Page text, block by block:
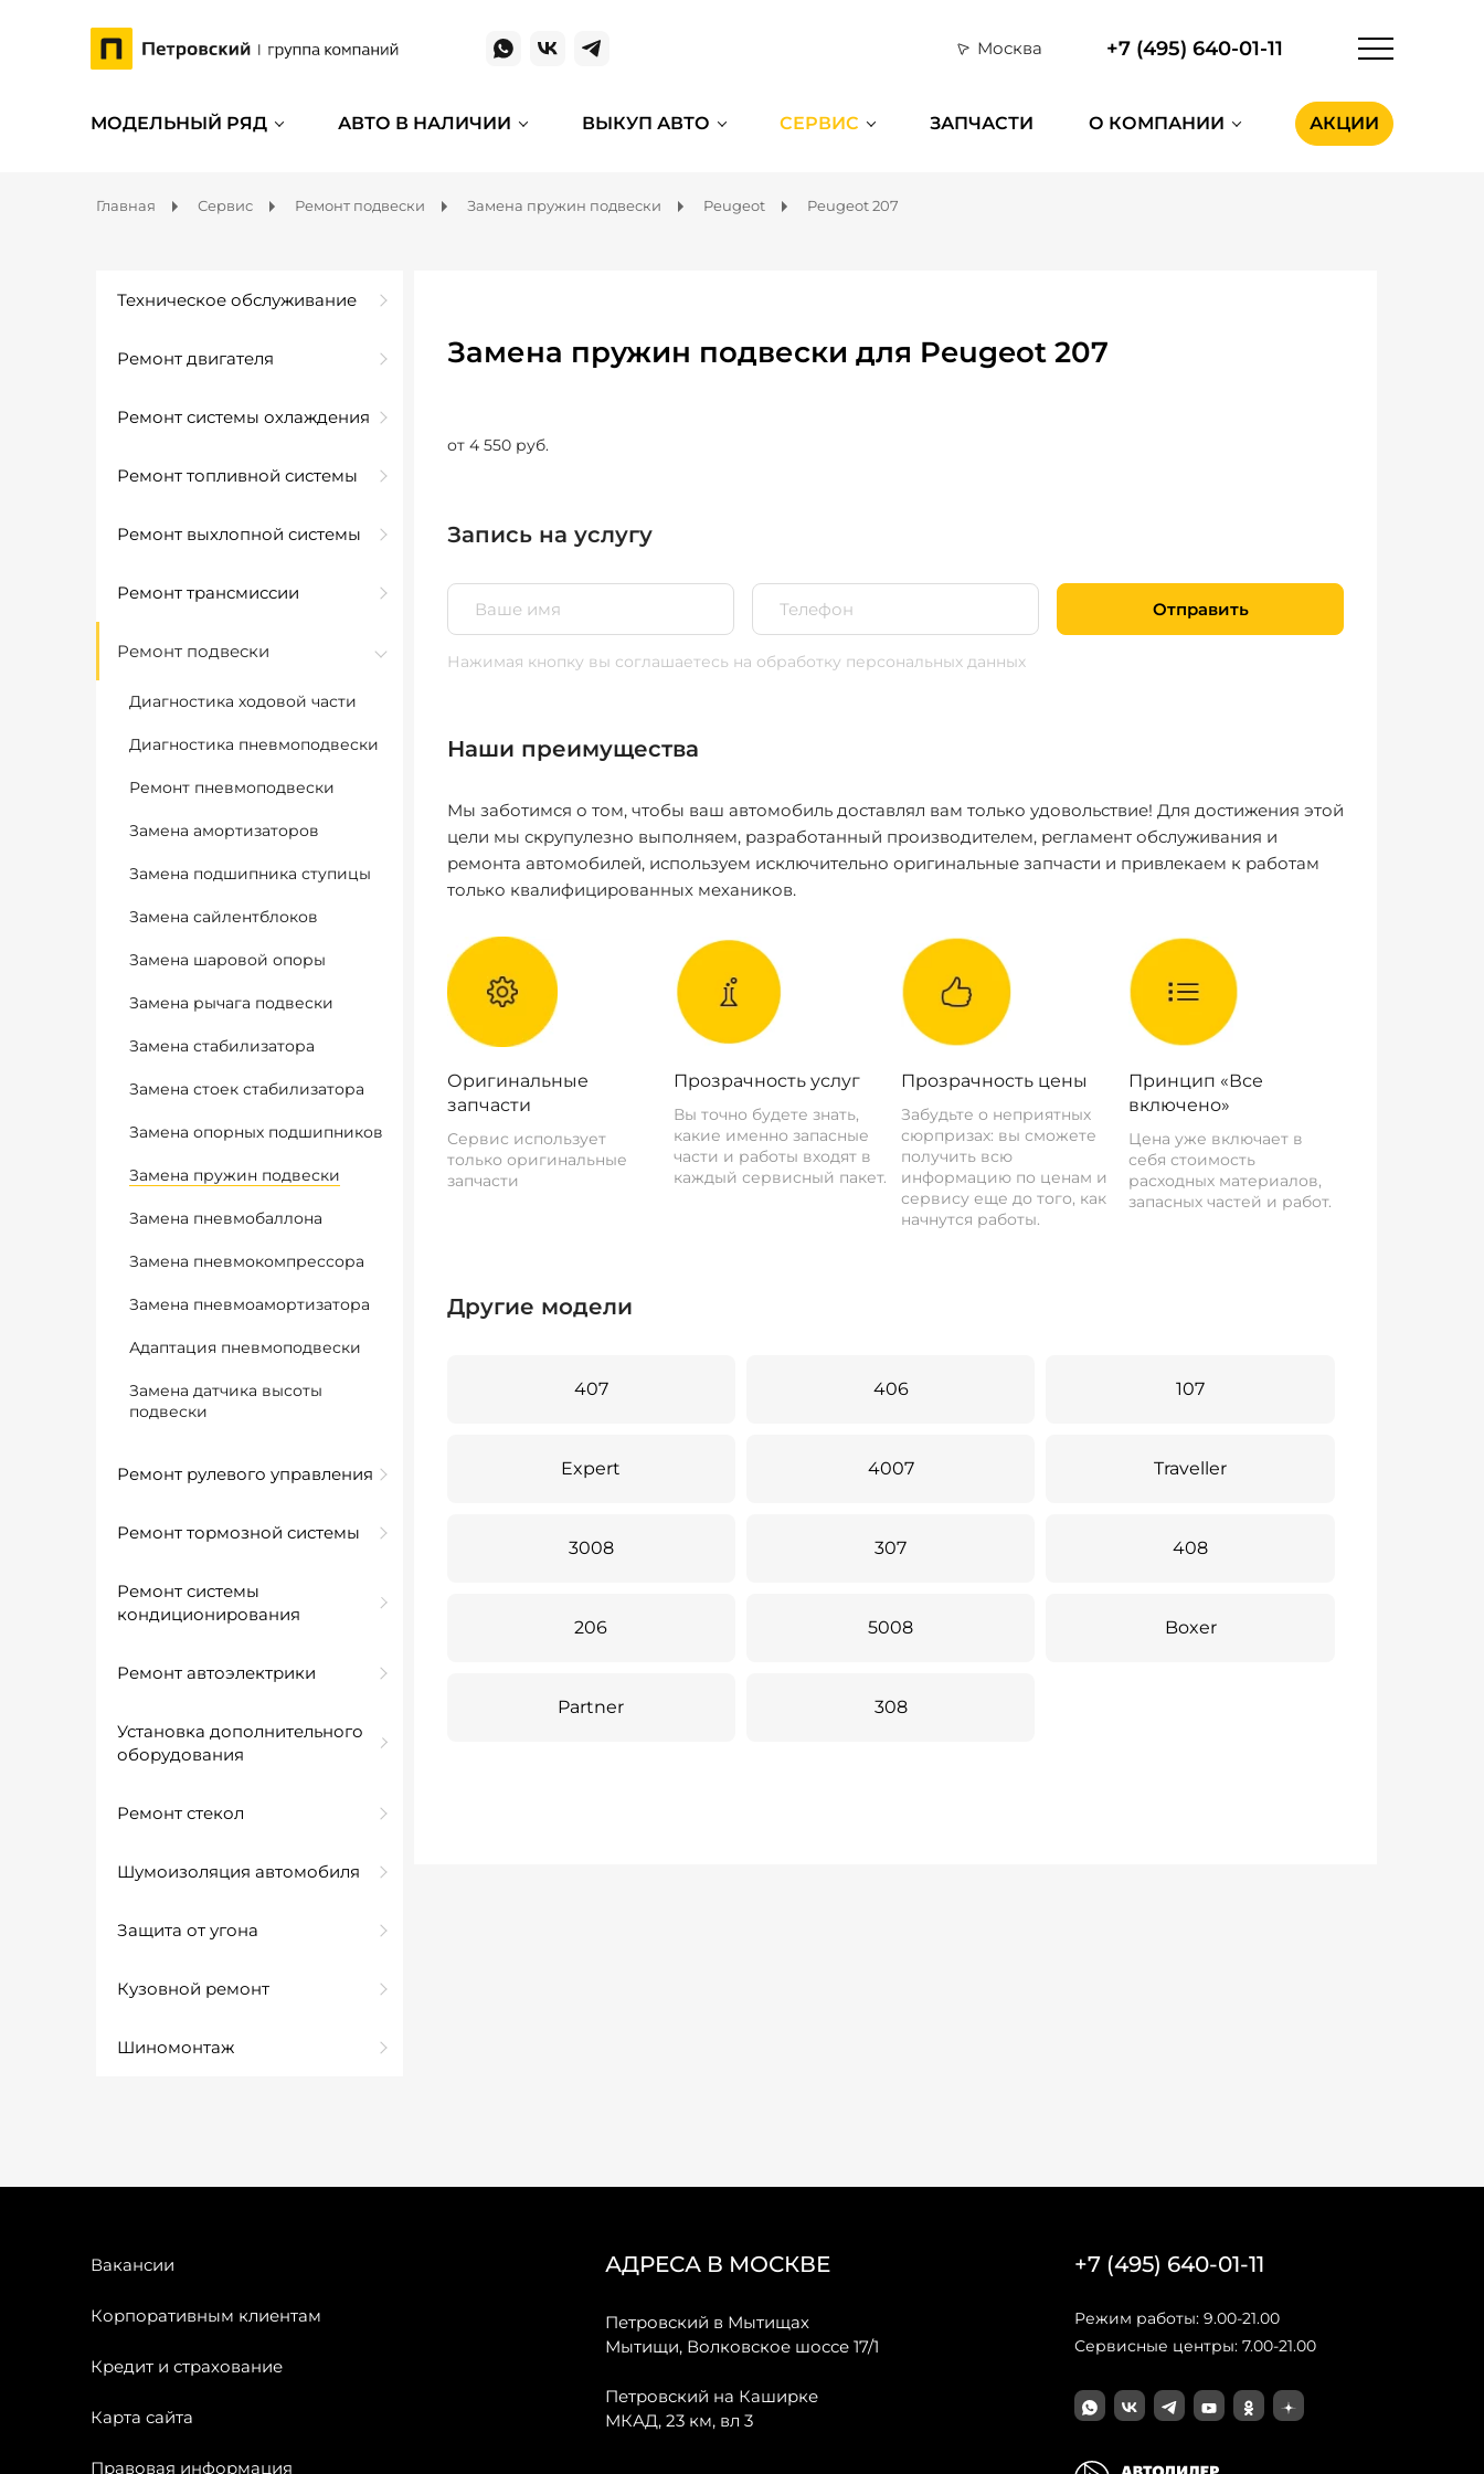
Москва +7 (495) 640-01-11
МОДЕЛЬНЫЙ РЯД АВТО В НАЛИЧИИ ВЫКУП АВТО СЕРВИС ЗАПЧАСТИ О КОМПАНИИ АКЦИИ
Главная Сервис Ремонт подвески Замена пружин подвески Peugeot Peugeot 207
Техническое обслуживание
Ремонт двигателя
Ремонт системы охлаждения
Ремонт топливной системы
Ремонт выхлопной системы
Ремонт трансмиссии
Ремонт подвески
Диагностика ходовой части
Диагностика пневмоподвески
Ремонт пневмоподвески
Замена амортизаторов
Замена подшипника ступицы
Замена сайлентблоков
Замена шаровой опоры
Замена рычага подвески
Замена стабилизатора
Замена стоек стабилизатора
Замена опорных подшипников
Замена пружин подвески
Замена пневмобаллона
Замена пневмокомпрессора
Замена пневмоамортизатора
Адаптация пневмоподвески
Замена датчика высоты
подвески
Ремонт рулевого управления
Ремонт тормозной системы
Ремонт системы
кондиционирования
Ремонт автоэлектрики
Установка дополнительного
оборудования
Ремонт стекол
Шумоизоляция автомобиля
Защита от угона
Кузовной ремонт
Шиномонтаж
Замена пружин подвески для Peugeot 207
от 4 550 руб.
Запись на услугу
Отправить
Нажимая кнопку вы соглашаетесь на обработку персональных данных
Наши преимущества
Мы заботимся о том, чтобы ваш автомобиль доставлял вам только удовольствие! Для достижения этой
цели мы скрупулезно выполняем, разработанный производителем, регламент обслуживания и
ремонта автомобилей, используем исключительно оригинальные запчасти и привлекаем к работам
только квалифицированных механиков.
Оригинальные
запчасти
Сервис использует
только оригинальные
запчасти
Прозрачность услуг
Вы точно будете знать,
какие именно запасные
части и работы входят в
каждый сервисный пакет.
Прозрачность цены
Забудьте о неприятных
сюрпризах: вы сможете
получить всю
информацию по ценам и
сервису еще до того, как
начнутся работы.
Принцип «Все
включено»
Цена уже включает в
себя стоимость
расходных материалов,
запасных частей и работ.
Другие модели
407 406 107
Expert 4007 Traveller
3008 307 408
206 5008 Boxer
Partner 308
Вакансии
Корпоративным клиентам
Кредит и страхование
Карта сайта
Правовая информация
АДРЕСА В МОСКВЕ
Петровский в Мытищах
Мытищи, Волковское шоссе 17/1
Петровский на Каширке
МКАД, 23 км, вл 3
+7 (495) 640-01-11
Режим работы: 9.00-21.00
Сервисные центры: 7.00-21.00